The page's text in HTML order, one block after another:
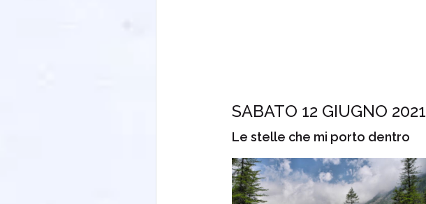
SABATO 12 GIUGNO 2021
Le stelle che mi porto dentro